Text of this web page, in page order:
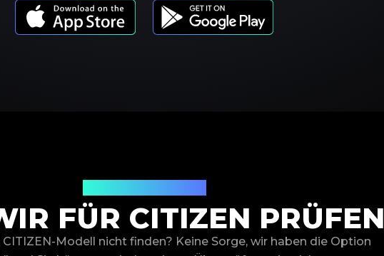
FÜR CITIZEN PRÜFEN
CITIZEN-Modell nicht finden? Keine Sorge, wir haben die Option